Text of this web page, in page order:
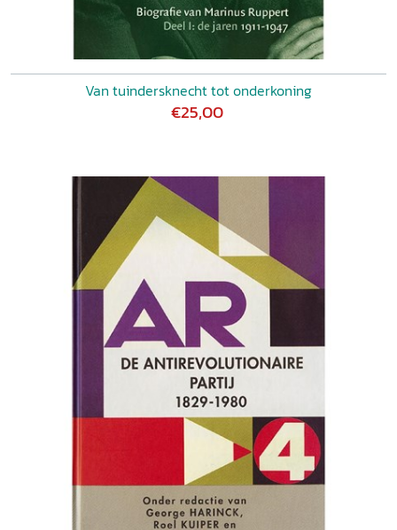
Van tuindersknecht tot onderkoning
€25,00